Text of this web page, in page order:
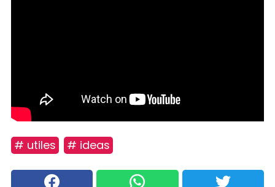
# utiles # ideas